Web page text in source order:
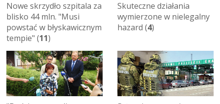
Nowe skrzydło szpitala za
blisko 44 mln. "Musi
powstać w błyskawicznym
tempie" (11)
Skuteczne działania
wymierzone w nielegalny
hazard (4)